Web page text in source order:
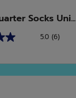
Socks Uni...
5.0 (6)